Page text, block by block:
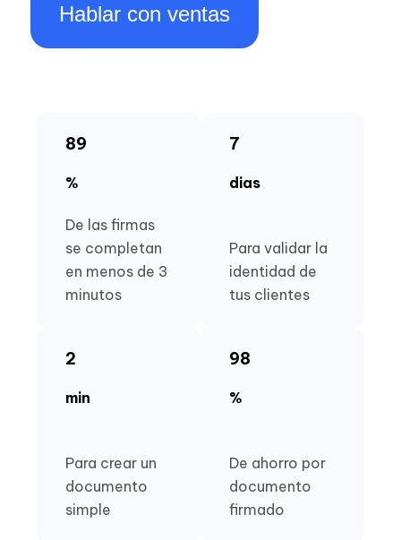
Hablar con ventas
89
%
De las firmas
se completan
en menos de 3
minutos
7
dias
Para validar la
identidad de
tus clientes
2
min
Para crear un
documento
simple
98
%
De ahorro por
documento
firmado